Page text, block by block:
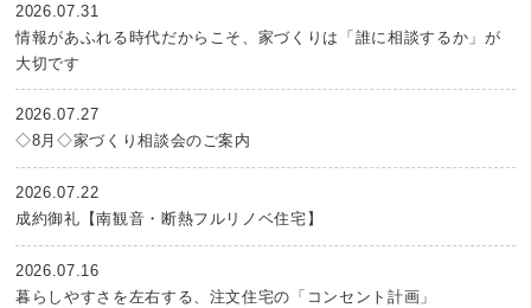
2026.07.31
情報があふれる時代だからこそ、家づくりは「誰に相談するか」が
大切です
2026.07.27
◇8月◇家づくり相談会のご案内
2026.07.22
成約御礼【南観音・断熱フルリノベ住宅】
2026.07.16
暮らしやすさを左右する、注文住宅の「コンセント計画」